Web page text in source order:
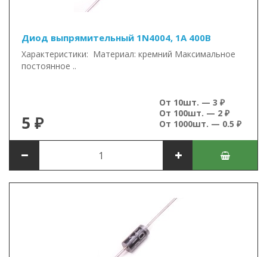
Диод выпрямительный 1N4004, 1А 400В
Характеристики: Материал: кремний Максимальное
постоянное ..
5 ₽
От 10шт. — 3 ₽
От 100шт. — 2 ₽
От 1000шт. — 0.5 ₽